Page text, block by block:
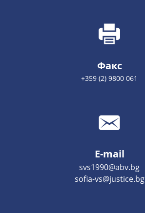
Факс
+359 (2) 9800 061
E-mail
svs1990@abv.bg
sofia-vs@justice.bg